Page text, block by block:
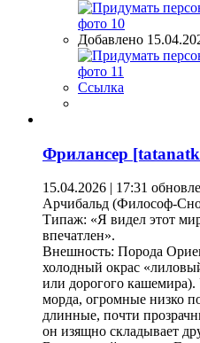
Добавлено
Ссылка
Фрилансер
15.04.2026 | 17:31
Арчибальд (Философ-
Типаж: «Я видел этот
впечатлен».
Внешность: Порода
холодный окрас
или дорогого кашемира).
морда, огромные низко
длинные, почти
он изящно складывает